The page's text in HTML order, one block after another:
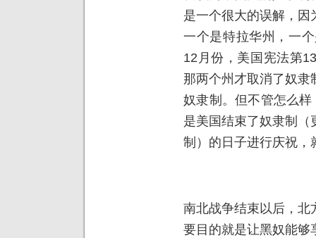
是一个很大的误解，
一个是特拉华州，一
12月份，美国宪法第
那两个州才取消了奴隶
奴隶制。但不管怎么
是美国结束了奴隶制
制）的日子进行庆祝，
南北战争结束以后，北
要目的就是让黑奴能够